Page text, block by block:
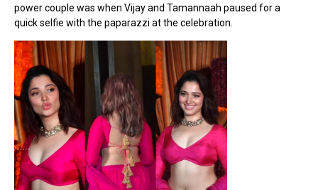
power couple was when Vijay and Tamannaah paused for a
quick selfie with the paparazzi at the celebration.